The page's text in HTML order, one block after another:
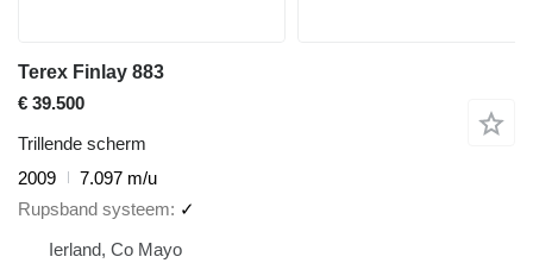
Terex Finlay 883
€ 39.500
Trillende scherm
2009
7.097 m/u
Rupsband systeem
✓
Ierland, Co Mayo